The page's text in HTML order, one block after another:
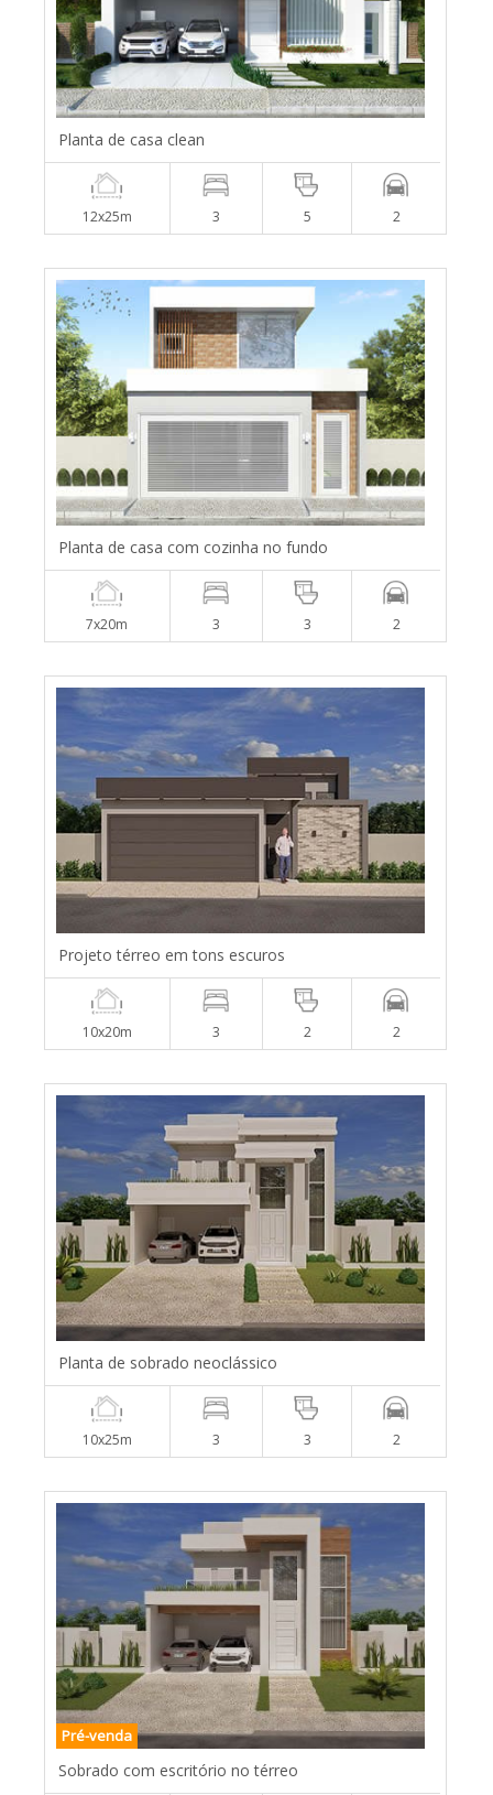
Planta de casa clean
12x25m 3 5 2
Planta de casa com cozinha no fundo
7x20m 3 3 2
Projeto térreo em tons escuros
10x20m 3 2 2
Planta de sobrado neoclássico
10x25m 3 3 2
Pré-venda
Sobrado com escritório no térreo